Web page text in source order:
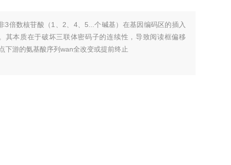
3倍数核苷酸（1、2、4、5...个碱基）在基因编码区的插入
其本质在于破坏三联体密码子的连续性，导致阅读框偏移
下游的氨基酸序列wan全改变或提前终止